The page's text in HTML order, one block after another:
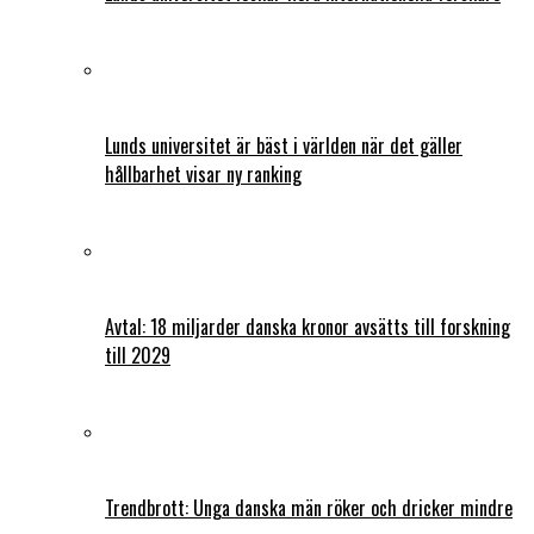
Lunds universitet är bäst i världen när det gäller
hållbarhet visar ny ranking
Avtal: 18 miljarder danska kronor avsätts till forskning
till 2029
Trendbrott: Unga danska män röker och dricker mindre